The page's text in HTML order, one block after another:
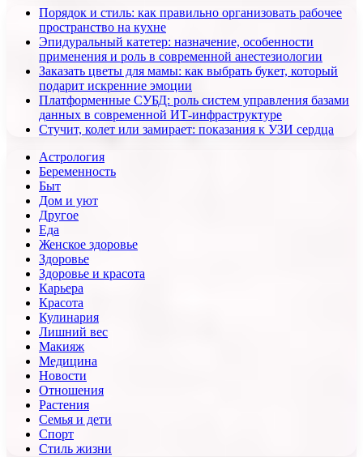
Порядок и стиль: как правильно организовать рабочее
пространство на кухне
Эпидуральный катетер: назначение, особенности
применения и роль в современной анестезиологии
Заказать цветы для мамы: как выбрать букет, который
подарит искренние эмоции
Платформенные СУБД: роль систем управления базами
данных в современной ИТ-инфраструктуре
Стучит, колет или замирает: показания к УЗИ сердца
Астрология
Беременность
Быт
Дом и уют
Другое
Еда
Женское здоровье
Здоровье
Здоровье и красота
Карьера
Красота
Кулинария
Лишний вес
Макияж
Медицина
Новости
Отношения
Растения
Семья и дети
Спорт
Стиль жизни